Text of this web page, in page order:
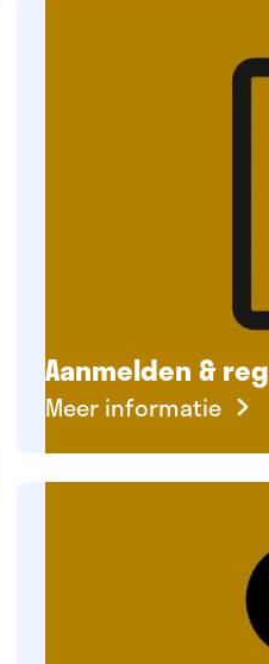
Aanmelden &
Meer informatie